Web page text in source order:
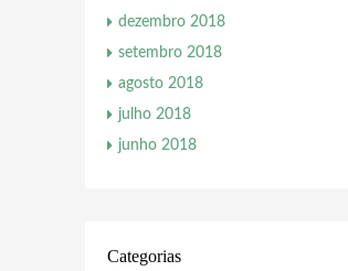
dezembro 2018
setembro 2018
agosto 2018
julho 2018
junho 2018
Categorias